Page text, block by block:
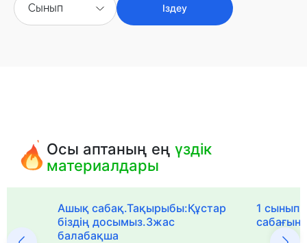
Сынып Іздеу
Осы аптаның еңүздік
материалдары
Ашық сабақ.Тақырыбы:Құстар
біздің досымыз.3жас
балабақша
1